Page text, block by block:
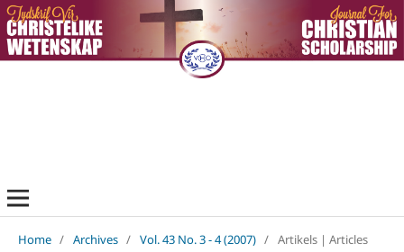
Home / Archives / Vol. 43 No. 3 - 4 (2007) / Artikels | Articles